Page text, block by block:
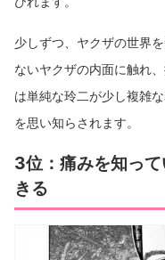
少しずつ、ヤクザの世界
ないヤクザの内面に触れ
は単純な玲二が少し複雑
を思い知らされます。
3位：痛みを知っ
きる